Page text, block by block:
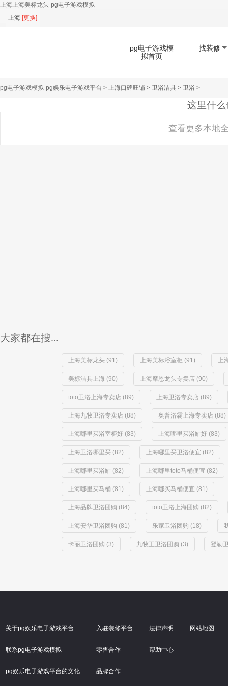
上海上海美标龙头-pg电子游戏模拟
上海 [更换]
pg电子游戏模
拟首页
找装修
扫码下载app
pg电子游戏模拟-pg娱乐电子游戏平台 > 上海口碑旺铺 > 卫浴洁具 > 卫浴 >
这里什
查看更多本地
大家都在搜...
上海美标龙头 (91) 上海美标浴室柜 (91) 上
美标洁具上海 (90) 上海摩恩龙头专卖店 (90)
toto卫浴上海专卖店 (89) 上海卫浴专卖店 (89)
上海九牧卫浴专卖店 (88) 奥普浴霸上海专卖店 (88)
上海哪里买浴室柜好 (83) 上海哪里买浴缸好 (83)
上海卫浴哪里买 (82) 上海哪里买卫浴便宜 (82)
上海哪里买浴缸 (82) 上海哪里toto马桶便宜 (82)
上海哪里买马桶 (81) 上海哪买马桶便宜 (81)
上海品牌卫浴团购 (84) toto卫浴上海团购 (82)
上海安华卫浴团购 (81) 乐家卫浴团购 (18)
卡丽卫浴团购 (3) 九牧王卫浴团购 (3) 登勒
关于pg娱乐电子游戏平台
联系pg电子游戏模拟
pg娱乐电子游戏平台的文化
入驻装修平台
零售合作
品牌合作
法律声明
帮助中心
网站地图